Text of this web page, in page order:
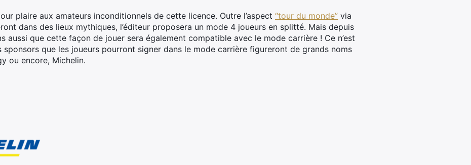
plaire aux amateurs inconditionnels de cette licence. Outre l’aspect “tour du monde” via
dans des lieux mythiques, l’éditeur proposera un mode 4 joueurs en splitté. Mais depuis
aussi que cette façon de jouer sera également compatible avec le mode carrière ! Ce n’est
sponsors que les joueurs pourront signer dans le mode carrière figureront de grands noms
ou encore, Michelin.